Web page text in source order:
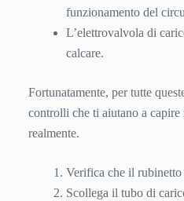
funzionamento del
L’elettrovalvola di
calcare.
Fortunatamente, per tutte
controlli che ti aiutano a capire
realmente.
Verifica che il rubinetto
Scollega il tubo di